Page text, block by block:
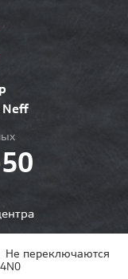
Neff
Не переключаются